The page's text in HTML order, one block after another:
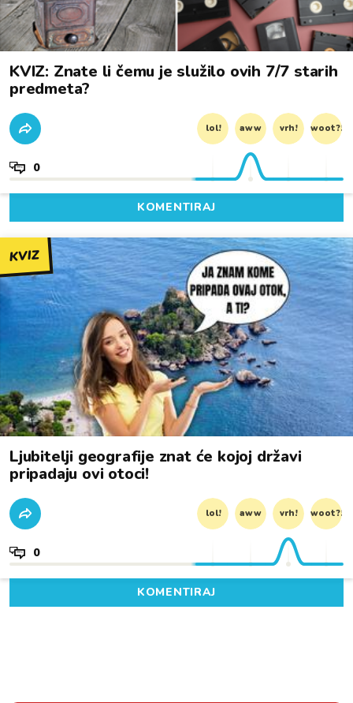
KVIZ: Znate li čemu je služilo ovih 7/7 starih
predmeta?
lol! aww vrh! woot?!
0
KOMENTIRAJ
KVIZ
Ljubitelji geografije znat će kojoj državi
pripadaju ovi otoci!
lol! aww vrh! woot?!
0
KOMENTIRAJ